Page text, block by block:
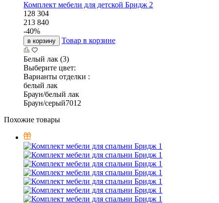
Комплект мебели для детской Бридж 2
128 304
213 840
-40%
в корзину Товар в корзине
Белый лак (3)
Выберите цвет:
Варианты отделки :
белый лак
Браун/белый лак
Браун/серый7012
Похожие товары